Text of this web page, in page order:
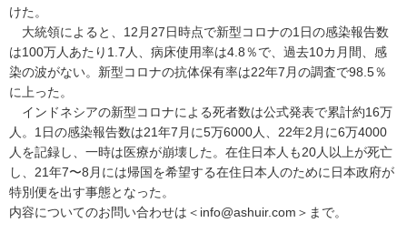
けた。
大統領によると、12月27日時点で新型コロナの1日の感染報告数
は100万人あたり1.7人、病床使用率は4.8％で、過去10カ月間、感
染の波がない。新型コロナの抗体保有率は22年7月の調査で98.5％
に上った。
インドネシアの新型コロナによる死者数は公式発表で累計約16万
人。1日の感染報告数は21年7月に5万6000人、22年2月に6万4000
人を記録し、一時は医療が崩壊した。在住日本人も20人以上が死亡
し、21年7〜8月には帰国を希望する在住日本人のために日本政府が
特別便を出す事態となった。
内容についてのお問い合わせは＜info@ashuir.com＞まで。